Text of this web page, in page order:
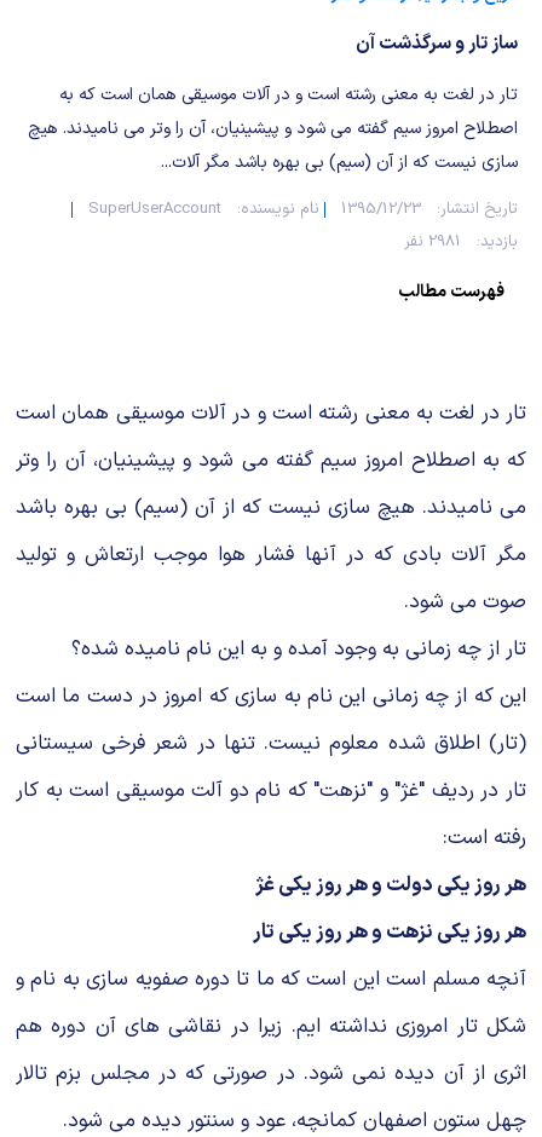
ساز تار و سرگذشت آن
تار در لغت به معنی رشته است و در آلات موسیقی همان است که به
اصطلاح امروز سیم گفته می شود و پیشینیان، آن را وتر می نامیدند. هیچ
سازی نیست که از آن (سیم) بی بهره باشد مگر آلات...
تاریخ انتشار: 1395/12/23 نام نویسنده:
SuperUserAccount
بازدید:
2981 نفر
فهرست مطالب
تار در لغت به معنی رشته است و در آلات موسیقی همان است
که به اصطلاح امروز سیم گفته می شود و پیشینیان، آن را وتر
می نامیدند. هیچ سازی نیست که از آن (سیم) بی بهره باشد
مگر آلات بادی که در آنها فشار هوا موجب ارتعاش و تولید
صوت می شود.
تار از چه زمانی به وجود آمده و به این نام نامیده شده؟
این که از چه زمانی این نام به سازی که امروز در دست ما است
(تار) اطلاق شده معلوم نیست. تنها در شعر فرخی سیستانی
تار در ردیف "غژ" و "نزهت" که نام دو آلت موسیقی است به کار
رفته است:
هر روز یکی دولت و هر روز یکی غژ
هر روز یکی نزهت و هر روز یکی تار
آنچه مسلم است این است که ما تا دوره صفویه سازی به نام و
شکل تار امروزی نداشته ایم. زیرا در نقاشی های آن دوره هم
اثری از آن دیده نمی شود. در صورتی که در مجلس بزم تالار
چهل ستون اصفهان کمانچه، عود و سنتور دیده می شود.
مطالب جالب شیمی
شیمی عمومی
طب سنتی